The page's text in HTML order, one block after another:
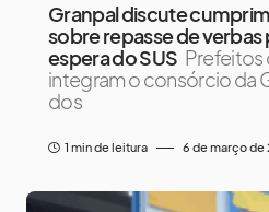
Granpal discute
sobre repasse de verbas
espera do SUS Prefeitos
integram o consórcio da
dos
1 min de leitura 6 de março de